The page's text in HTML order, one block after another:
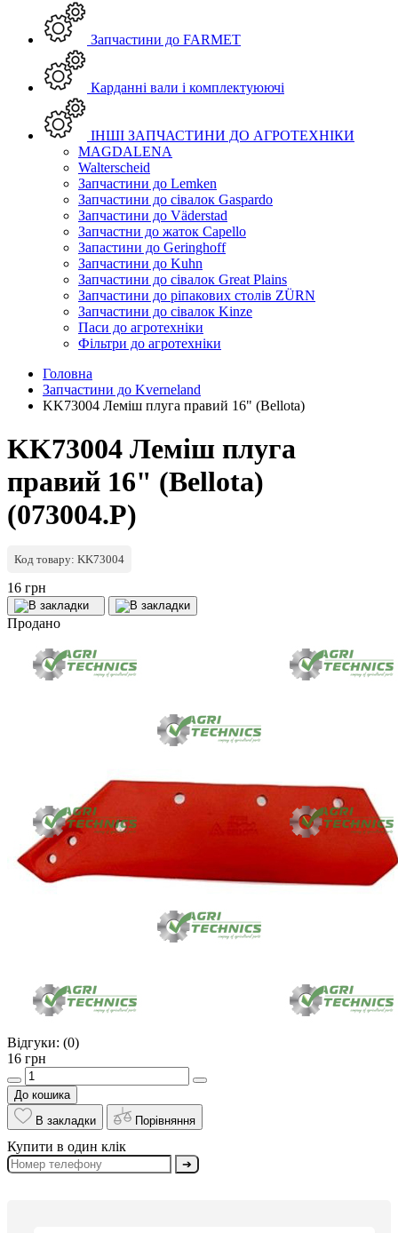
Запчастини до FARMET
Карданні вали і комплектуюючі
ІНШІ ЗАПЧАСТИНИ ДО АГРОТЕХНІКИ
MAGDALENA
Walterscheid
Запчастини до Lemken
Запчастини до сівалок Gaspardo
Запчастини до Väderstad
Запчастни до жаток Capello
Запастини до Geringhoff
Запчастини до Kuhn
Запчастини до сівалок Great Plains
Запчастини до ріпакових столів ZÜRN
Запчастини до сівалок Kinze
Паси до агротехніки
Фільтри до агротехніки
Головна
Запчастини до Kverneland
KK73004 Леміш плуга правий 16" (Bellota)
KK73004 Леміш плуга
правий 16" (Bellota)
(073004.P)
Код товару: KK73004
16 грн
Продано
Відгуки: (0)
16 грн
До кошика
В закладки
Порівняння
Купити в один клік
➔